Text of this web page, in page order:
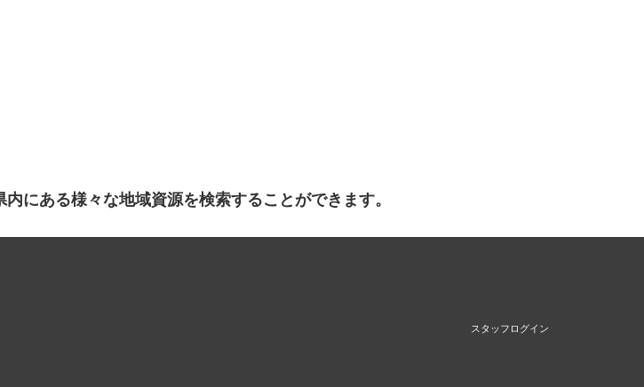
にある様々な地域資源を検索することができます。
スタッフログイン